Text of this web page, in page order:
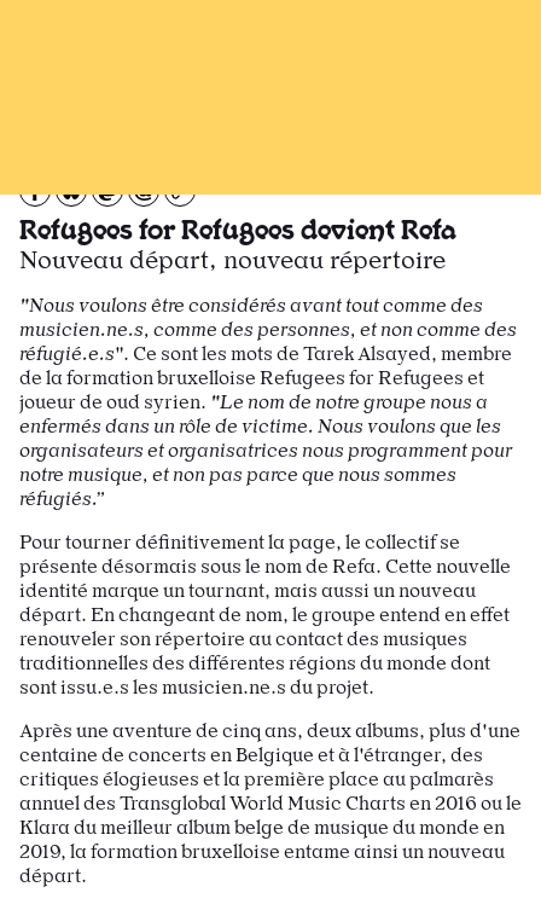
Refugees for Refugees devient Refa
Nouveau départ, nouveau répertoire
"Nous voulons être considérés avant tout comme des
musicien.ne.s, comme des personnes, et non comme des
réfugié.e.s". Ce sont les mots de Tarek Alsayed, membre
de la formation bruxelloise Refugees for Refugees et
joueur de oud syrien. "Le nom de notre groupe nous a
enfermés dans un rôle de victime. Nous voulons que les
organisateurs et organisatrices nous programment pour
notre musique, et non pas parce que nous sommes
réfugiés.”
Pour tourner définitivement la page, le collectif se
présente désormais sous le nom de Refa. Cette nouvelle
identité marque un tournant, mais aussi un nouveau
départ. En changeant de nom, le groupe entend en effet
renouveler son répertoire au contact des musiques
traditionnelles des différentes régions du monde dont
sont issu.e.s les musicien.ne.s du projet.
Après une aventure de cinq ans, deux albums, plus d'une
centaine de concerts en Belgique et à l'étranger, des
critiques élogieuses et la première place au palmarès
annuel des Transglobal World Music Charts en 2016 ou le
Klara du meilleur album belge de musique du monde en
2019, la formation bruxelloise entame ainsi un nouveau
départ.